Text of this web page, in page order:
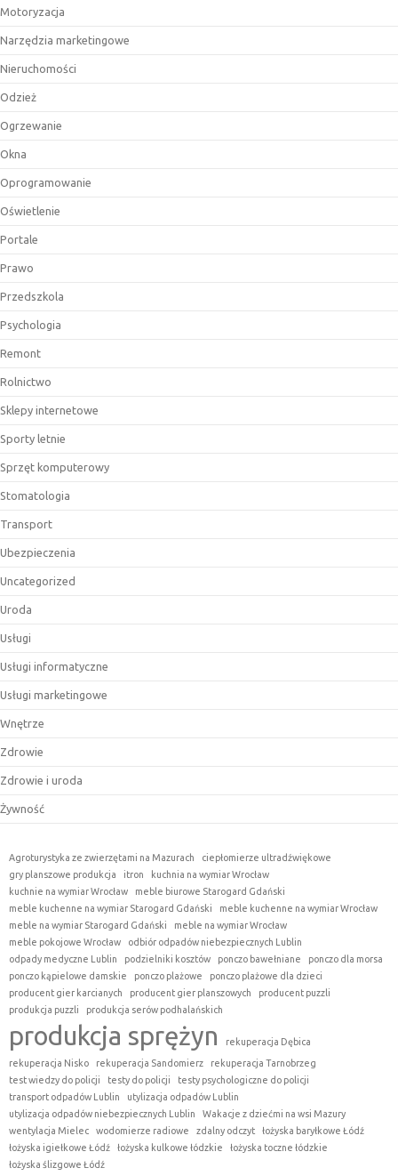
Motoryzacja
Narzędzia marketingowe
Nieruchomości
Odzież
Ogrzewanie
Okna
Oprogramowanie
Oświetlenie
Portale
Prawo
Przedszkola
Psychologia
Remont
Rolnictwo
Sklepy internetowe
Sporty letnie
Sprzęt komputerowy
Stomatologia
Transport
Ubezpieczenia
Uncategorized
Uroda
Usługi
Usługi informatyczne
Usługi marketingowe
Wnętrze
Zdrowie
Zdrowie i uroda
Żywność
Agroturystyka ze zwierzętami na Mazurach
ciepłomierze ultradźwiękowe
gry planszowe produkcja
itron
kuchnia na wymiar Wrocław
kuchnie na wymiar Wrocław
meble biurowe Starogard Gdański
meble kuchenne na wymiar Starogard Gdański
meble kuchenne na wymiar Wrocław
meble na wymiar Starogard Gdański
meble na wymiar Wrocław
meble pokojowe Wrocław
odbiór odpadów niebezpiecznych Lublin
odpady medyczne Lublin
podzielniki kosztów ponczo bawełniane
ponczo dla morsa
ponczo kąpielowe damskie
ponczo plażowe
ponczo plażowe dla dzieci
producent gier karcianych
producent gier planszowych
producent puzzli
produkcja puzzli
produkcja serów podhalańskich
produkcja sprężyn
rekuperacja Dębica
rekuperacja Nisko
rekuperacja Sandomierz
rekuperacja Tarnobrzeg
test wiedzy do policji
testy do policji
testy psychologiczne do policji
transport odpadów Lublin
utylizacja odpadów Lublin
utylizacja odpadów niebezpiecznych Lublin
Wakacje z dziećmi na wsi Mazury
wentylacja Mielec
wodomierze radiowe zdalny odczyt
łożyska baryłkowe Łódź
łożyska igiełkowe Łódź
łożyska kulkowe łódzkie
łożyska toczne łódzkie
łożyska ślizgowe Łódź